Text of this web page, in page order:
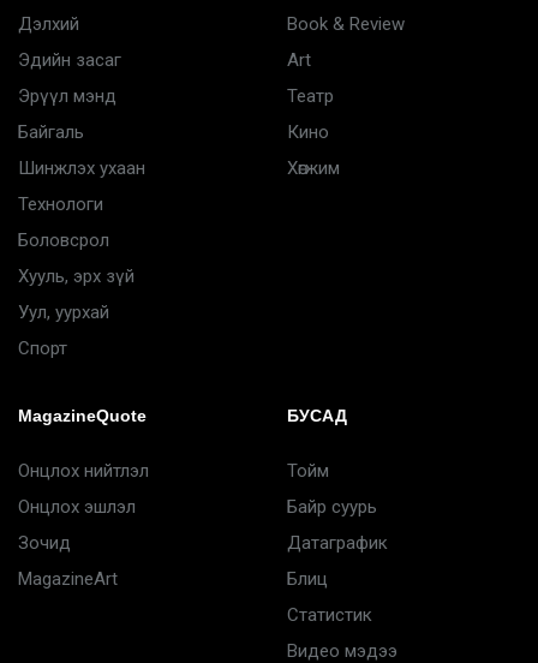
Дэлхий
Эдийн засаг
Эрүүл мэнд
Байгаль
Шинжлэх ухаан
Технологи
Боловсрол
Хууль, эрх зүй
Уул, уурхай
Спорт
Book & Review
Art
Театр
Кино
Хөгжим
MagazineQuote
Онцлох нийтлэл
Онцлох эшлэл
Зочид
MagazineArt
БУСАД
Тойм
Байр суурь
Датаграфик
Блиц
Статистик
Видео мэдээ